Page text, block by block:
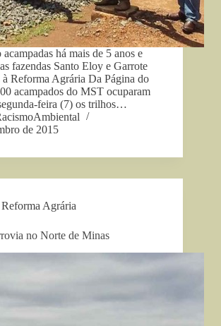
há mais de 5 anos e
fazendas Santo Eloy e Garrote
à Reforma Agrária Da Página do
acampados do MST ocuparam
feira (7) os trilhos…
de 2015
Reforma Agrária
no Norte de Minas